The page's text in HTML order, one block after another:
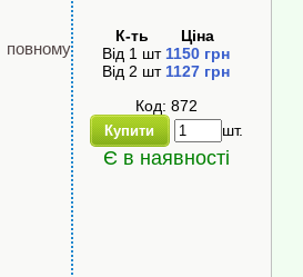
К-ть
Ціна
Від 1 шт 1150 грн
Від 2 шт 1127 грн
Код: 872
Купити шт.
Є в наявності